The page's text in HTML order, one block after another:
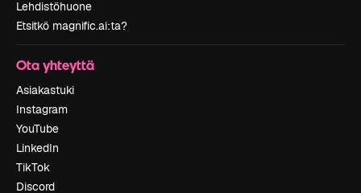
Lehdistöhuone
Etsitkö magnific.ai:ta?
Ota yhteyttä
Asiakastuki
Instagram
YouTube
LinkedIn
TikTok
Discord